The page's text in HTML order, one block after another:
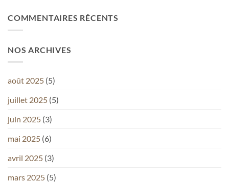
COMMENTAIRES RÉCENTS
NOS ARCHIVES
août 2025 (5)
juillet 2025 (5)
juin 2025 (3)
mai 2025 (6)
avril 2025 (3)
mars 2025 (5)